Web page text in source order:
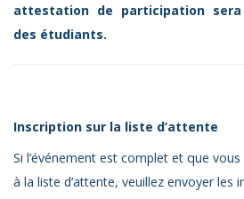
attestation de participation sera
des étudiants.
Inscription sur la liste d’attente
Si l’événement est complet et que
à la liste d’attente, veuillez envoyer les